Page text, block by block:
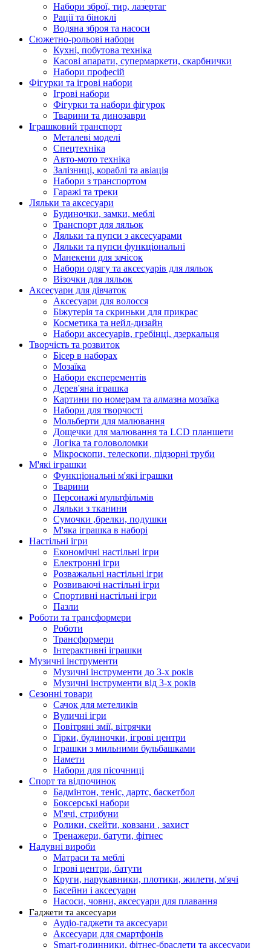
Набори зброї, тир, лазертаг
Рації та біноклі
Водяна зброя та насоси
Сюжетно-рольові набори
Кухні, побутова техніка
Касові апарати, супермаркети, скарбнички
Набори професій
Фігурки та ігрові набори
Ігрові набори
Фігурки та набори фігурок
Тварини та динозаври
Іграшковий транспорт
Металеві моделі
Спецтехніка
Авто-мото техніка
Залізниці, кораблі та авіація
Набори з транспортом
Гаражі та треки
Ляльки та аксесуари
Будиночки, замки, меблі
Транспорт для ляльок
Ляльки та пупси з аксесуарами
Ляльки та пупси функціональні
Манекени для зачісок
Набори одягу та аксесуарів для ляльок
Візочки для ляльок
Аксесуари для дівчаток
Аксесуари для волосся
Біжутерія та скриньки для прикрас
Косметика та нейл-дизайн
Набори аксесуарів, гребінці, дзеркальця
Творчість та розвиток
Бісер в наборах
Мозаїка
Набори експерементів
Дерев'яна іграшка
Картини по номерам та алмазна мозаїка
Набори для творчості
Мольберти для малювання
Дощечки для малювання та LCD планшети
Логіка та головоломки
Мікроскопи, телескопи, підзорні труби
М'які іграшки
Функціональні м'які іграшки
Тварини
Персонажі мультфільмів
Ляльки з тканини
Сумочки ,брелки, подушки
М'яка іграшка в наборі
Настільні ігри
Економічні настільні ігри
Електронні ігри
Розважальні настільні ігри
Розвиваючі настільні ігри
Спортивні настільні ігри
Пазли
Роботи та трансформери
Роботи
Трансформери
Інтерактивні іграшки
Музичні інструменти
Музичні інструменти до 3-х років
Музичні інструменти від 3-х років
Сезонні товари
Сачок для метеликів
Вуличні ігри
Повітряні змії, вітрячки
Гірки, будиночки, ігрові центри
Іграшки з мильними бульбашками
Намети
Набори для пісочниці
Спорт та відпочинок
Бадмінтон, теніс, дартс, баскетбол
Боксерські набори
М'ячі, стрибуни
Ролики, скейти, ковзани , захист
Тренажери, батути, фітнес
Надувні вироби
Матраси та меблі
Ігрові центри, батути
Круги, нарукавники, плотики, жилети, м'ячі
Басейни і аксесуари
Насоси, човни, аксесуари для плавання
Гаджети та аксесуари
Аудіо-гаджети та аксесуари
Аксесуари для смартфонів
Smart-годинники, фітнес-браслети та аксесуари